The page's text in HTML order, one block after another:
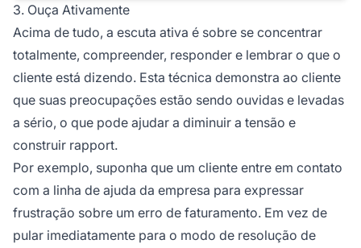
3. Ouça Ativamente
Acima de tudo, a escuta ativa é sobre se concentrar
totalmente, compreender, responder e lembrar o que o
cliente está dizendo. Esta técnica demonstra ao cliente
que suas preocupações estão sendo ouvidas e levadas
a sério, o que pode ajudar a diminuir a tensão e
construir rapport.
Por exemplo, suponha que um cliente entre em contato
com a linha de ajuda da empresa para expressar
frustração sobre um erro de faturamento. Em vez de
pular imediatamente para o modo de resolução de